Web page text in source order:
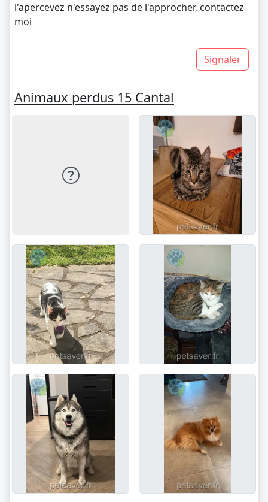
l'apercevez n'essayez pas de l'approcher, contactez
moi
Signaler
Animaux perdus 15 Cantal